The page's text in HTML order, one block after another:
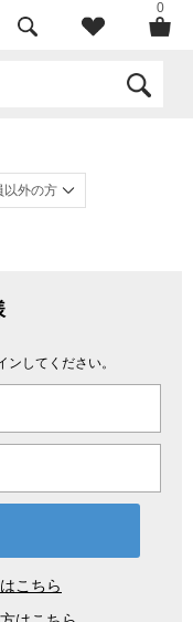
0
以外の方
してください。
こちら